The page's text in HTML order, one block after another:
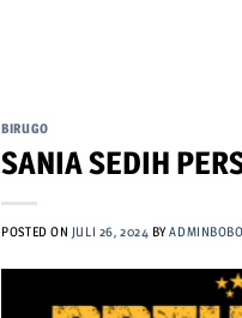
BIRUGO
SANIA SEDIH
POSTED ON JULI 26, 2024 BY